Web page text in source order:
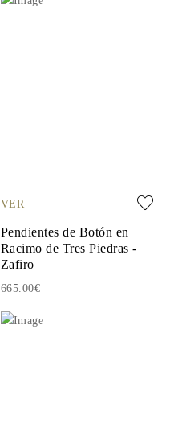
VER
Pendientes de Botón en
Racimo de Tres Piedras -
Zafiro
665.00€